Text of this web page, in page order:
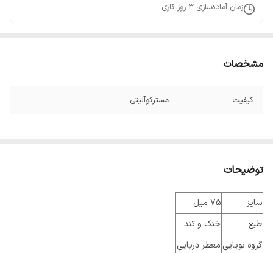
زمان آماده‌سازی 3 روز کاری
مشخصات
کیفیت مسترکوآلیتی
توضیحات
سایز
۷۵ میل
طبع
خنک و تند
گروه بویایی معطر دریایی